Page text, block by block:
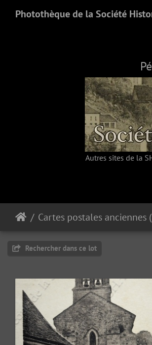
Photothèque de la Société
Autres sites de la
Rechercher dans ce lot